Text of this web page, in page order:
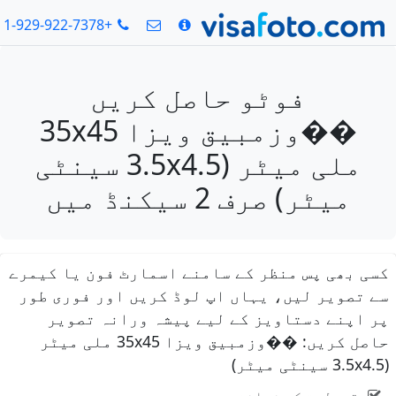
+1-929-922-7378
فوٹو حاصل کریں
��وزمبیق ویزا 35x45
ملی میٹر (3.5x4.5 سینٹی
صرف 2 سیکنڈ میں
پس منظر کے سامنے اسمارٹ فون یا کیمرے
لیں، یہاں اپ لوڈ کریں اور فوری طور
دستاویز کے لیے پیشہ ورانہ تصویر
حاصل کریں: ��وزمبیق ویزا 35x45 ملی میٹر